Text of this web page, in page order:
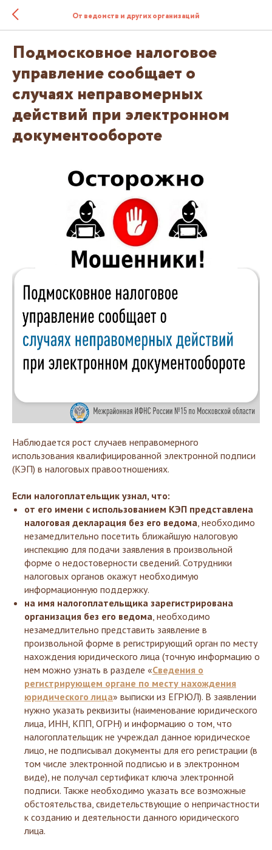
От ведомств и других организаций
Подмосковное налоговое
управление сообщает о
случаях неправомерных
действий при электронном
документообороте
Наблюдается рост случаев неправомерного
использования квалифицированной электронной подписи
(КЭП) в налоговых правоотношениях.
Если налогоплательщик узнал, что:
от его имени с использованием КЭП представлена
налоговая декларация без его ведома , необходимо
незамедлительно посетить ближайшую налоговую
инспекцию для подачи заявления в произвольной
форме о недостоверности сведений. Сотрудники
налоговых органов окажут необходимую
информационную поддержку.
на имя налогоплательщика зарегистрирована
организация без его ведома , необходимо
незамедлительно представить заявление в
произвольной форме в регистрирующий орган по месту
нахождения юридического лица (точную информацию о
нем можно узнать в разделе «Сведения о
регистрирующем органе по месту нахождения
юридического лица» выписки из ЕГРЮЛ). В заявлении
нужно указать реквизиты (наименование юридического
лица, ИНН, КПП, ОГРН) и информацию о том, что
налогоплательщик не учреждал данное юридическое
лицо, не подписывал документы для его регистрации (в
том числе электронной подписью и в электронном
виде), не получал сертификат ключа электронной
подписи. Также необходимо указать все возможные
обстоятельства, свидетельствующие о непричастности
к созданию и деятельности данного юридического
лица.